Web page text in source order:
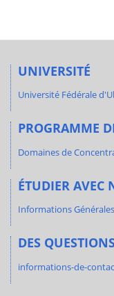
UNIVERSITÉ
Université Fédérale
PROGRAMME
Domaines de
ÉTUDIER AVEC
Informations Générales
DES
informations-de-